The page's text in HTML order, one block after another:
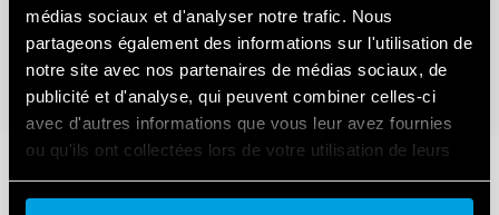
médias sociaux et d'analyser notre trafic. Nous
partageons également des informations sur l'utilisation de
notre site avec nos partenaires de médias sociaux, de
publicité et d'analyse, qui peuvent combiner celles-ci
avec d'autres informations que vous leur avez fournies
ou qu'ils ont collectées lors de votre utilisation de leurs
services.